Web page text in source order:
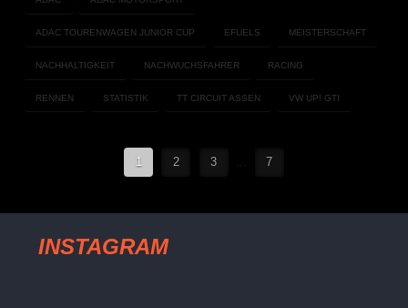
ADAC TOURENWAGEN JUNIOR CUP EFUELS MEISTERSCHAFT
NACHHALTIGKEIT NACHWUCHSFAHRER RACING
RENNEN STATISTIK TT CIRCUIT ASSEN VW UP! GTI
1 2 3 ... 7
INSTAGRAM